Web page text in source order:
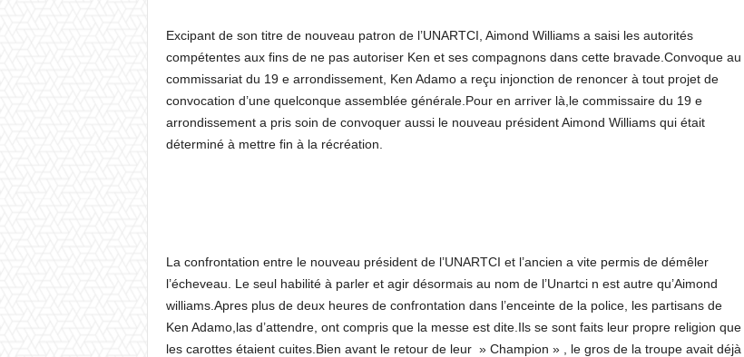
Excipant de son titre de nouveau patron de l’UNARTCI, Aimond Williams a saisi les autorités
compétentes aux fins de ne pas autoriser Ken et ses compagnons dans cette bravade.Convoque au
commissariat du 19 e arrondissement, Ken Adamo a reçu injonction de renoncer à tout projet de
convocation d’une quelconque assemblée générale.Pour en arriver là,le commissaire du 19 e
arrondissement a pris soin de convoquer aussi le nouveau président Aimond Williams qui était
déterminé à mettre fin à la récréation.
La confrontation entre le nouveau président de l’UNARTCI et l’ancien a vite permis de démêler
l’écheveau. Le seul habilité à parler et agir désormais au nom de l’Unartci n est autre qu’Aimond
williams.Apres plus de deux heures de confrontation dans l’enceinte de la police, les partisans de
Ken Adamo,las d’attendre, ont compris que la messe est dite.Ils se sont faits leur propre religion que
les carottes étaient cuites.Bien avant le retour de leur » Champion » , le gros de la troupe avait déjà